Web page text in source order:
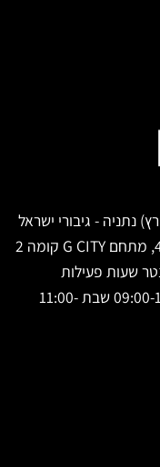
(מול לב המפרץ) נתניה - גיבורי ישראל
5, מתחם נצבא סנטר ראשון לציון - לח"י 4, מתחם G CITY קומה 2
מול דיזיין סנטר שעות פעילות
בסניפים: א'-ה': 10:00-20:00 שישי 09:00-15:00 שבת 11:00-